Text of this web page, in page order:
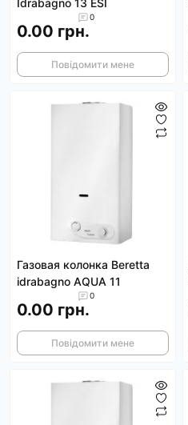
Idrabagno 13 ESI
0
0.00 грн.
Повідомити мене
Газовая колонка Beretta
idrabagno AQUA 11
0
0.00 грн.
Повідомити мене